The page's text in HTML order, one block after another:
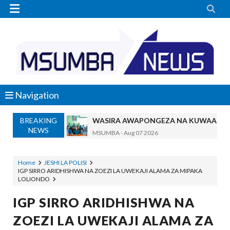
 
Navigation
BREAKING
NEWS
WASIRA AWAPONGEZA NA
MSUMBA-Aug 07 2026
UTALII KIDIJITALI NDIO HABARI YA
WANAFUNZI WA MTEMI MAZENGO
MSUMBA -Aug 07 2026
WATUMISHI WA WIZARA YA FEDHA
Home
JESHI LA POLISI
IGP SIRRO ARIDHISHWA NA ZOEZI LA UWEKAJI ALAMA ZA MIPAKA
LOLIONDO
IGP SIRRO ARIDHISHWA NA
ZOEZI LA UWEKAJI ALAMA ZA